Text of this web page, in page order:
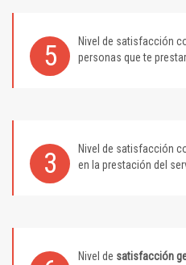
5 Nivel de satisfacción
personas que te
3 Nivel de satisfacción
en la prestación del
Nivel de satisfacción